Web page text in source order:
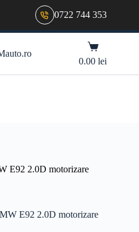
0722 744 353
Coș
de
cumpărături
0.00lei
E92 2.0D motorizare